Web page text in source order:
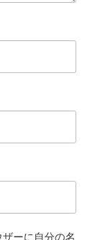
ーに自分の名